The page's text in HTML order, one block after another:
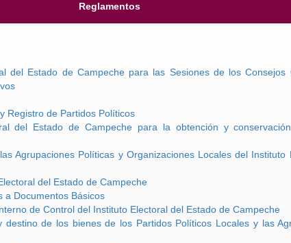
Reglamentos
del Estado de Campeche para las Sesiones de los Consejos
Registro de Partidos Políticos
del Estado de Campeche para la obtención y
Agrupaciones Políticas y Organizaciones Locales del Instituto
del Estado de Campeche
a Documentos Básicos
de Control del Instituto Electoral del Estado de Campeche
destino de los bienes de los Partidos Políticos Locales y las